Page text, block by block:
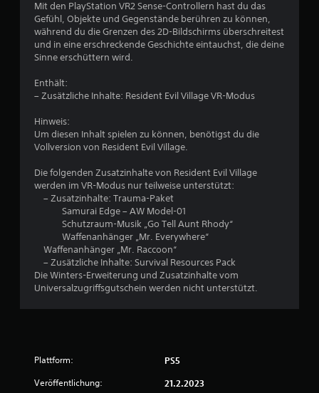
B
e
.
Mit den PlayStation VR2 Sense-Controllern hast du das
Gefühl, Objekte und Gegenstände berühren zu können,
während du die Grenzen des 2D-Bildschirms überschreitest
und in eine erschreckende Geschichte eintauchst, die deine
Sinne erschüttern wird.
Enthält:
– Zusätzliche Inhalte: Resident Evil Village VR-Modus
Hinweis:
Um diesen Inhalt spielen zu können, benötigst du die
Vollversion von Resident Evil Village.
Die folgenden Zusatzinhalte von Resident Evil Village
werden im VR-Modus nur teilweise unterstützt:
– Zusatzinhalte: Trauma-Paket
Samurai Edge – AW Model-01
Schutzraum-Musik „Go Tell Aunt Rhody“
Waffenanhänger „Mr. Everywhere“
Waffenanhänger „Mr. Raccoon“
– Zusätzliche Inhalte: Survival Resources Pack
Die Winters-Erweiterung und Zusatzinhalte vom
Universalzugriffsgutschein werden nicht unterstützt.
Plattform: PS5
Veröffentlichung: 21.2.2023